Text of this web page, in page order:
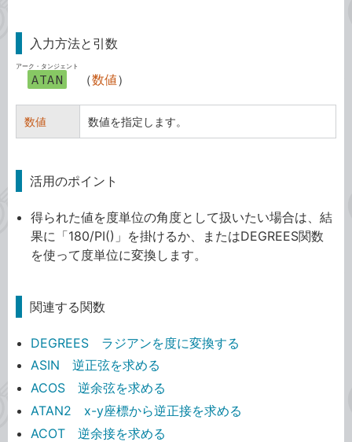
入力方法と引数
ATAN
アーク・タンジェント
（数値）
数値 数値を指定します。
活用のポイント
得られた値を度単位の角度として扱いたい場合は、結
果に「180/PI()」を掛けるか、またはDEGREES関数
を使って度単位に変換します。
関連する関数
DEGREES ラジアンを度に変換する
ASIN 逆正弦を求める
ACOS 逆余弦を求める
ATAN2 x-y座標から逆正接を求める
ACOT 逆余接を求める